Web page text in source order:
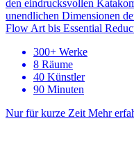
den eindrucksvollen
unendlichen Dimensionen
Flow Art bis Essential
300+ Werke
8 Räume
40 Künstler
90 Minuten
Nur für kurze Zeit Mehr